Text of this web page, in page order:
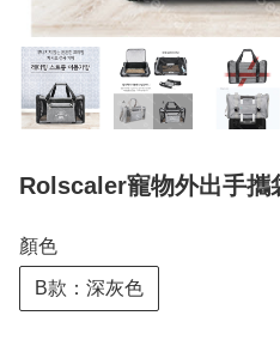
Rolscaler寵物外出手攜
顏色
B款：深灰色